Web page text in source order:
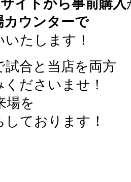
イトから事前購入
カウンターで
いたします！
合と当店を両方
ださいませ！
場を
ております！